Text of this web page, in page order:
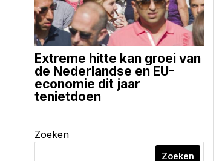
Extreme hitte kan groei van
de Nederlandse en EU-
economie dit jaar
tenietdoen
Zoeken
Zoeken